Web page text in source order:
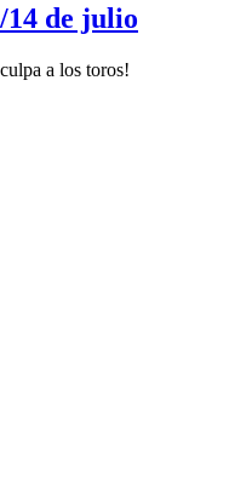
14 de julio
a los toros!